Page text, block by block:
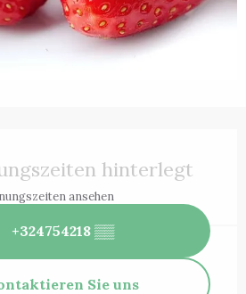
hinterlegt
ansehen
+324754218 ▒▒
Sie uns